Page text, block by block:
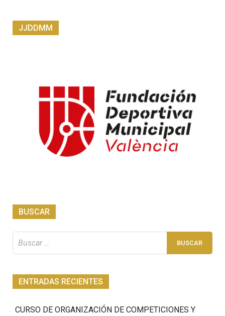
JJDDMM
BUSCAR
ENTRADAS RECIENTES
CURSO DE ORGANIZACIÓN DE COMPETICIONES Y